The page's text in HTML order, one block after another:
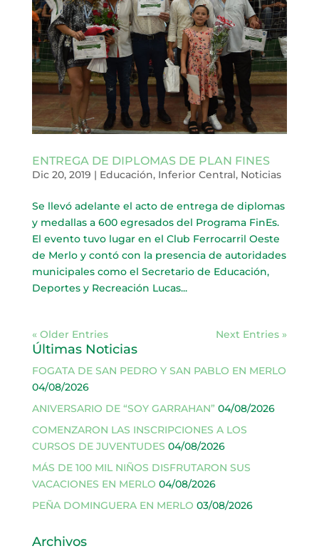
ENTREGA DE DIPLOMAS DE PLAN FINES
Dic 20, 2019 | Educación, Inferior Central, Noticias
Se llevó adelante el acto de entrega de diplomas
y medallas a 600 egresados del Programa FinEs.
El evento tuvo lugar en el Club Ferrocarril Oeste
de Merlo y contó con la presencia de autoridades
municipales como el Secretario de Educación,
Deportes y Recreación Lucas...
« Older Entries Next Entries »
Últimas Noticias
FOGATA DE SAN PEDRO Y SAN PABLO EN MERLO
04/08/2026
ANIVERSARIO DE “SOY GARRAHAN” 04/08/2026
COMENZARON LAS INSCRIPCIONES A LOS
CURSOS DE JUVENTUDES 04/08/2026
MÁS DE 100 MIL NIÑOS DISFRUTARON SUS
VACACIONES EN MERLO 04/08/2026
PEÑA DOMINGUERA EN MERLO 03/08/2026
Archivos